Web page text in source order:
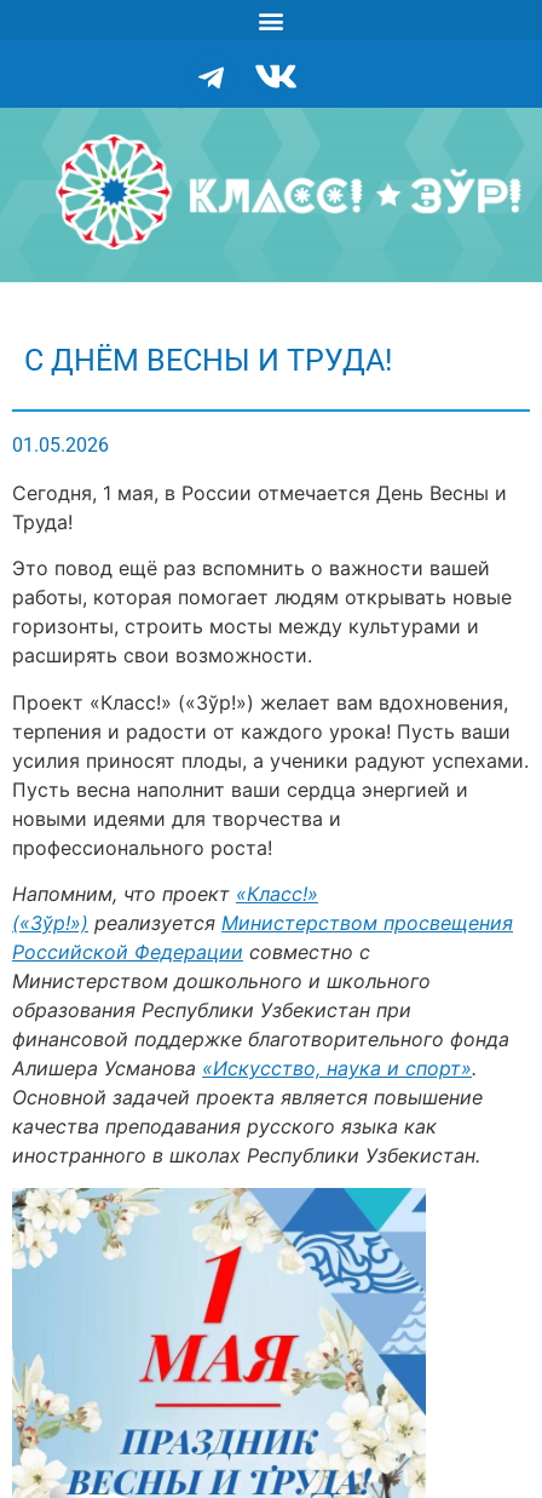
С ДНЁМ ВЕСНЫ И ТРУДА!
01.05.2026
Сегодня, 1 мая, в России отмечается День Весны и
Труда!
Это повод ещё раз вспомнить о важности вашей
работы, которая помогает людям открывать новые
горизонты, строить мосты между культурами и
расширять свои возможности.
Проект «Класс!» («Зўр!») желает вам вдохновения,
терпения и радости от каждого урока! Пусть ваши
усилия приносят плоды, а ученики радуют успехами.
Пусть весна наполнит ваши сердца энергией и
новыми идеями для творчества и
профессионального роста!
Напомним, что проект «Класс!»
(«Зўр!») реализуется Министерством просвещения
Российской Федерации совместно с
Министерством дошкольного и школьного
образования Республики Узбекистан при
финансовой поддержке благотворительного фонда
Алишера Усманова «Искусство, наука и спорт».
Основной задачей проекта является повышение
качества преподавания русского языка как
иностранного в школах Республики Узбекистан.